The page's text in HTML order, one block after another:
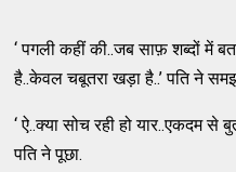
‘ पगली कहीं की..जब साफ़ शब्दों में
है..केवल चबूतरा खड़ा है..’ पति ने
‘ ऐ..क्या सोच रही हो यार..एकदम
पति ने पूछा.